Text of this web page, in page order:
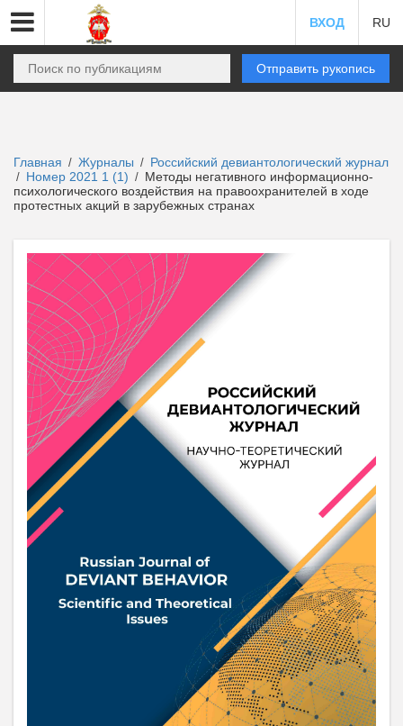
ВХОД RU
Отправить рукопись
Главная / Журналы / Российский девиантологический журнал
/ Номер 2021 1 (1) / Методы негативного информационно-
психологического воздействия на правоохранителей в ходе
протестных акций в зарубежных странах